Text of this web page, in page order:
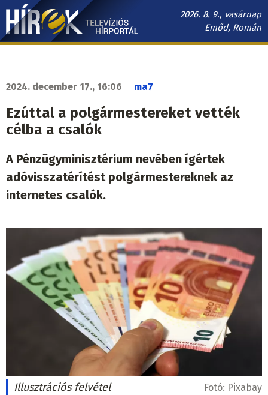
Ugrás
tartalomra
2026. 8. 9., vasárnap
Emőd, Román
Hírek.sk
2024. december 17., 16:06 ma7
Ezúttal a polgármestereket vették
célba a csalók
A Pénzügyminisztérium nevében ígértek
adóvisszatérítést polgármestereknek az
internetes csalók.
Illusztrációs felvétel Fotó: Pixabay